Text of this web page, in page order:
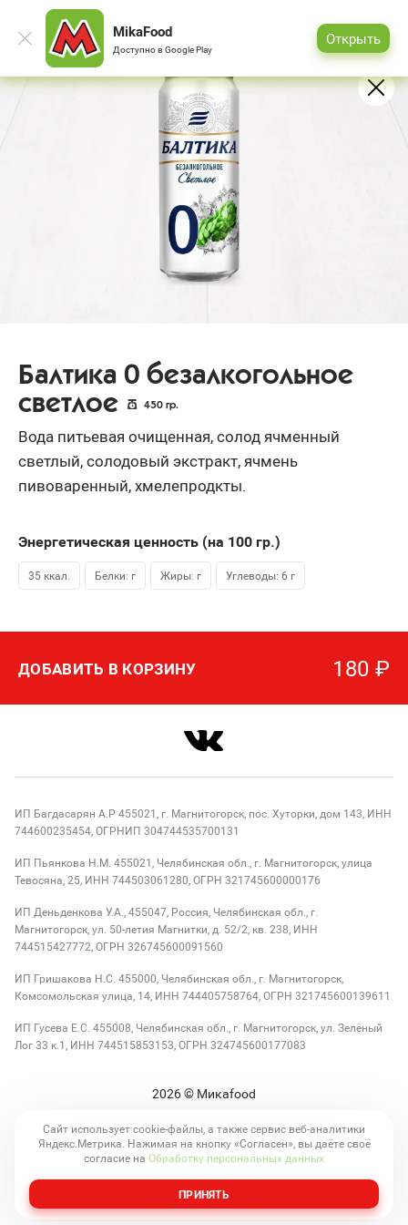
MikaFood
Доступно вGoogle Play
Открыть
Сайт использует cookie-файлы, а также сервис веб-аналитики
Яндекс.Метрика. Нажимая на кнопку «Согласен», вы даёте своё
согласие на Обработку персональных данных
ПРИНЯТЬ
Балтика 0 безалкогольное
светлое
450 гр.
Вода питьевая очищенная, солод ячменный
светлый, солодовый экстракт, ячмень
пивоваренный, хмелепродкты.
Энергетическая ценность (на 100гр.)
35 ккал. Белки: г Жиры: г Углеводы: 6 г
ДОБАВИТЬ В КОРЗИНУ 180 ₽
ИП Багдасарян А.Р 455021, г. Магнитогорск, пос. Хуторки, дом 143, ИНН
744600235454, ОГРНИП 304744535700131
ИП Пьянкова Н.М. 455021, Челябинская обл., г. Магнитогорск, улица
Тевосяна, 25, ИНН 744503061280, ОГРН 321745600000176
ИП Деньденкова У.А., 455047, Россия, Челябинская обл., г.
Магнитогорск, ул. 50-летия Магнитки, д. 52/2, кв. 238, ИНН
744515427772, ОГРН 326745600091560
ИП Гришакова Н.С. 455000, Челябинская обл., г. Магнитогорск,
Комсомольская улица, 14, ИНН 744405758764, ОГРН 321745600139611
ИП Гусева Е.С. 455008, Челябинская обл., г. Магнитогорск, ул. Зелёный
Лог 33 к.1, ИНН 744515853153, ОГРН 324745600177083
2026© Микаfood
Согласие на обработку персональных данных
Сделано в kolibri.studio